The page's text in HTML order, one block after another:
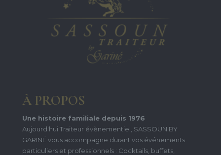
À PROPOS
Une histoire familiale depuis 1976
Aujourd'hui Traiteur évènementiel, SASSOUN BY
GARINÉ vous accompagne durant vos événements
particuliers et professionnels : Cocktails, buffets,